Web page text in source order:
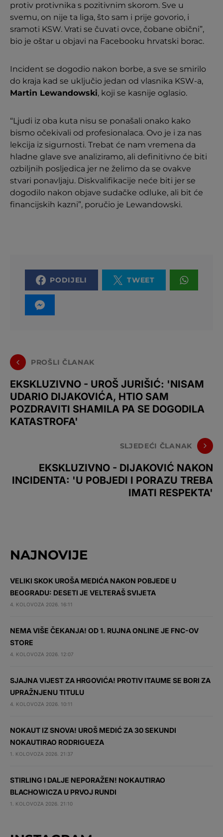
protiv protivnika s pozitivnim skorom. Sve u
svemu, on nije ta liga, što sam i prije govorio, i
sramoti KSW. Vrati se čuvati ovce, čobane obični”,
bio je oštar u objavi na Facebooku hrvatski borac.
Incident se dogodio nakon borbe, a sve se smirilo
do kraja kad se uključio jedan od vlasnika KSW-a,
Martin Lewandowski, koji se kasnije oglasio.
“Ljudi iz oba kuta nisu se ponašali onako kako
bismo očekivali od profesionalaca. Ovo je i za nas
lekcija iz sigurnosti. Trebat će nam vremena da
hladne glave sve analiziramo, ali definitivno će biti
ozbiljnih posljedica jer ne želimo da se ovakve
stvari ponavljaju. Diskvalifikacije neće biti jer se
dogodilo nakon objave sudačke odluke, ali bit će
financijskih kazni”, poručio je Lewandowski.
PODIJELI TWEET
PROŠLI ČLANAK
EKSKLUZIVNO - UROŠ JURIŠIĆ: 'NISAM
UDARIO DIJAKOVIĆA, HTIO SAM
POZDRAVITI SHAMILA PA SE DOGODILA
KATASTROFA'
SLJEDEĆI ČLANAK
EKSKLUZIVNO - DIJAKOVIĆ NAKON
INCIDENTA: 'U POBJEDI I PORAZU TREBA
IMATI RESPEKTA'
NAJNOVIJE
VELIKI SKOK UROŠA MEDIĆA NAKON POBJEDE U
BEOGRADU: DESETI JE VELTERAŠ SVIJETA
4. KOLOVOZA 2026. 16:11
NEMA VIŠE ČEKANJA! OD 1. RUJNA ONLINE JE FNC-OV
STORE
4. KOLOVOZA 2026. 12:07
SJAJNA VIJEST ZA HRGOVIĆA! PROTIV ITAUME SE BORI ZA
UPRAŽNJENU TITULU
4. KOLOVOZA 2026. 10:11
NOKAUT IZ SNOVA! UROŠ MEDIĆ ZA 30 SEKUNDI
NOKAUTIRAO RODRIGUEZA
1. KOLOVOZA 2026. 21:37
STIRLING I DALJE NEPORAŽEN! NOKAUTIRAO
BLACHOWICZA U PRVOJ RUNDI
1. KOLOVOZA 2026. 21:10